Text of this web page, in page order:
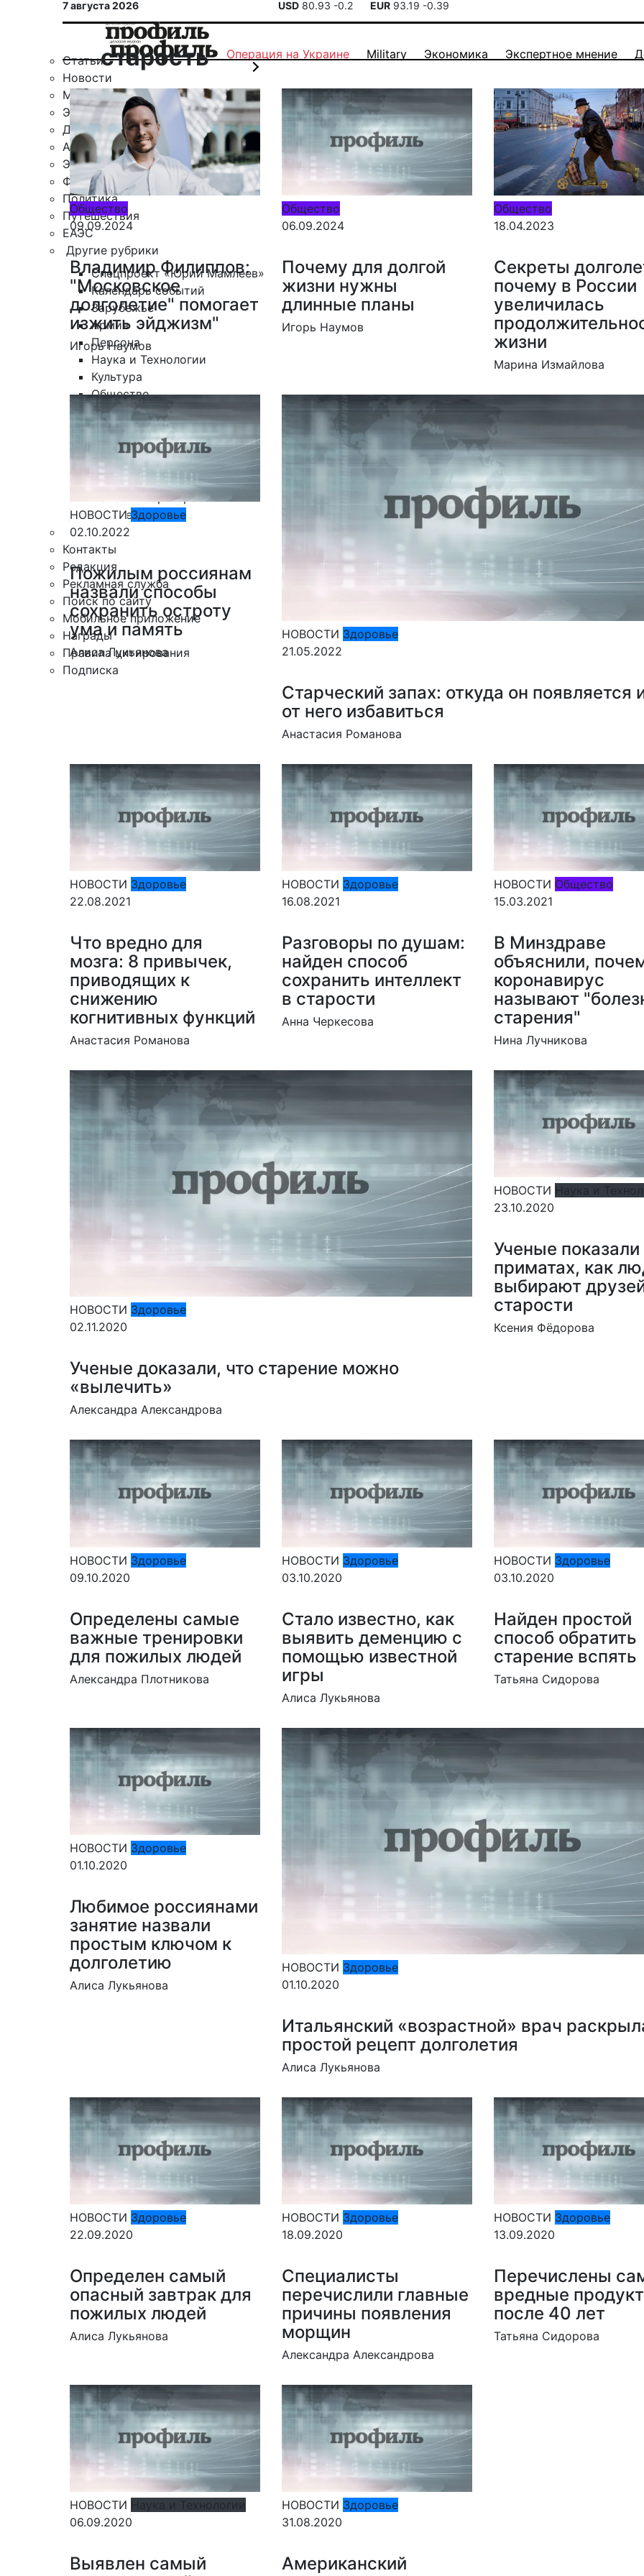
7 августа 2026 USD 80.93 -0.2 EUR 93.19 -0.39
Статьи
Новости
Military
Экспертное мнение
Деловой клуб
Автомобили
Экономика
Финансы
Политика
Путешествия
ЕАЭС
Другие рубрики
Спецпроект «Юрий Мамлеев»
Календарь событий
Зарубежье
Армия
Персона
Наука и Технологии
Культура
Общество
Спорт
Здоровье
Происшествия
Дайджесты
Стиль жизни
Новости партнеров
Интересное
Контакты
Редакция
Рекламная служба
Поиск по сайту
Мобильное приложение
Награды
Правила цитирования
Подписка
Операция на Украине Military Экономика Экспертное мнение
старость
Общество
09.09.2024
Владимир Филиппов:
"Московское
долголетие" помогает
изжить эйджизм"
Игорь Наумов
Общество
06.09.2024
Почему для долгой
жизни нужны
длинные планы
Игорь Наумов
Общество
18.04.2023
Секреты
почему в России
увеличилась
жизни
Марина Измайлова
НОВОСТИ Здоровье
02.10.2022
Пожилым россиянам
назвали способы
сохранить остроту
ума и память
Алиса Лукьянова
НОВОСТИ Здоровье
21.05.2022
Старческий запах: откуда он появляется
от него избавиться
Анастасия Романова
НОВОСТИ Здоровье
22.08.2021
Что вредно для
мозга: 8 привычек,
приводящих к
снижению
когнитивных функций
Анастасия Романова
НОВОСТИ Здоровье
16.08.2021
Разговоры по душам:
найден способ
сохранить интеллект
в старости
Анна Черкесова
НОВОСТИ Общество
15.03.2021
В Минздраве
объяснили,
коронавирус
называют
старения"
Нина Лучникова
НОВОСТИ Здоровье
02.11.2020
Ученые доказали, что старение можно
«вылечить»
Александра Александрова
НОВОСТИ
Наука и
23.10.2020
Ученые показали
приматах, как
выбирают
старости
Ксения Фёдорова
НОВОСТИ Здоровье
09.10.2020
Определены самые
важные тренировки
для пожилых людей
Александра Плотникова
НОВОСТИ Здоровье
03.10.2020
Стало известно, как
выявить деменцию с
помощью известной
игры
Алиса Лукьянова
НОВОСТИ Здоровье
03.10.2020
Найден простой
способ обратить
старение вспять
Татьяна Сидорова
НОВОСТИ Здоровье
01.10.2020
Любимое россиянами
занятие назвали
простым ключом к
долголетию
Алиса Лукьянова
НОВОСТИ Здоровье
01.10.2020
Итальянский «возрастной» врач
простой рецепт долголетия
Алиса Лукьянова
НОВОСТИ Здоровье
22.09.2020
Определен самый
опасный завтрак для
пожилых людей
Алиса Лукьянова
НОВОСТИ Здоровье
18.09.2020
Специалисты
перечислили главные
причины появления
морщин
Александра Александрова
НОВОСТИ Здоровье
13.09.2020
Перечислены
вредные
после 40 лет
Татьяна Сидорова
НОВОСТИ
Наука и Технологии
06.09.2020
Выявлен самый
НОВОСТИ Здоровье
31.08.2020
Американский